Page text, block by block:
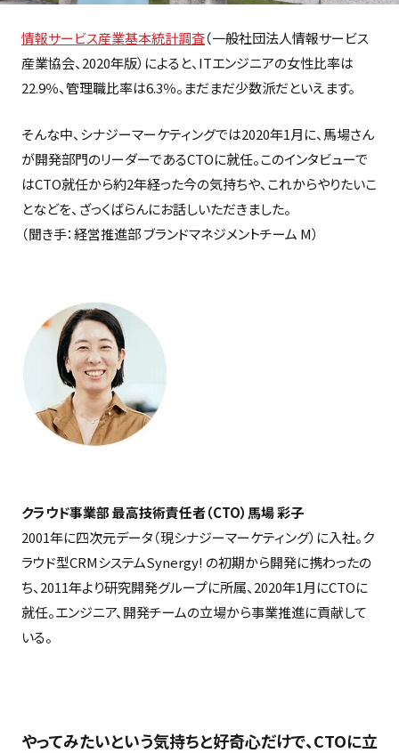
情報サービス産業基本統計調査（一般社団法人情報サービス
産業協会、2020年版）によると、ITエンジニアの女性比率は
22.9％、管理職比率は6.3％。まだまだ少数派だといえます。
そんな中、シナジーマーケティングでは2020年1月に、馬場さん
が開発部門のリーダーであるCTOに就任。このインタビューで
はCTO就任から約2年経った今の気持ちや、これからやりたいこ
となどを、ざっくばらんにお話しいただきました。
（聞き手：経営推進部 ブランドマネジメントチーム M）
クラウド事業部 最高技術責任者（CTO）馬場 彩子
2001年に四次元データ（現シナジーマーケティング）に入社。ク
ラウド型CRMシステムSynergy! の初期から開発に携わったの
ち、2011年より研究開発グループに所属、2020年1月にCTOに
就任。エンジニア、開発チームの立場から事業推進に貢献して
いる。
やってみたいという気持ちと好奇心だけで、CTOに立